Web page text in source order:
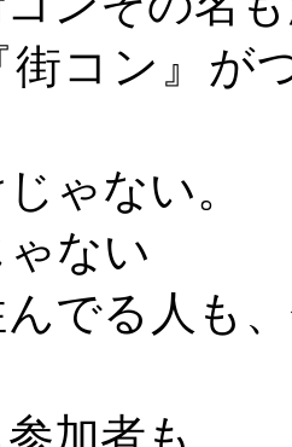
街コン』が
ゃない。
ない
でる人も
加者も。